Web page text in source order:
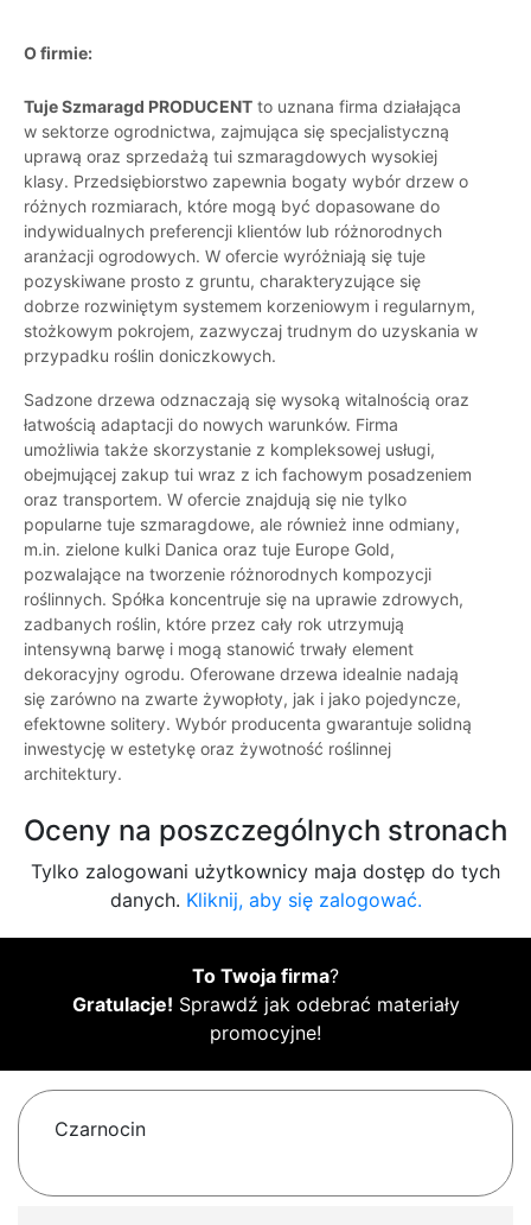
O firmie:
Tuje Szmaragd PRODUCENT to uznana firma działająca
w sektorze ogrodnictwa, zajmująca się specjalistyczną
uprawą oraz sprzedażą tui szmaragdowych wysokiej
klasy. Przedsiębiorstwo zapewnia bogaty wybór drzew o
różnych rozmiarach, które mogą być dopasowane do
indywidualnych preferencji klientów lub różnorodnych
aranżacji ogrodowych. W ofercie wyróżniają się tuje
pozyskiwane prosto z gruntu, charakteryzujące się
dobrze rozwiniętym systemem korzeniowym i regularnym,
stożkowym pokrojem, zazwyczaj trudnym do uzyskania w
przypadku roślin doniczkowych.
Sadzone drzewa odznaczają się wysoką witalnością oraz
łatwością adaptacji do nowych warunków. Firma
umożliwia także skorzystanie z kompleksowej usługi,
obejmującej zakup tui wraz z ich fachowym posadzeniem
oraz transportem. W ofercie znajdują się nie tylko
popularne tuje szmaragdowe, ale również inne odmiany,
m.in. zielone kulki Danica oraz tuje Europe Gold,
pozwalające na tworzenie różnorodnych kompozycji
roślinnych. Spółka koncentruje się na uprawie zdrowych,
zadbanych roślin, które przez cały rok utrzymują
intensywną barwę i mogą stanowić trwały element
dekoracyjny ogrodu. Oferowane drzewa idealnie nadają
się zarówno na zwarte żywopłoty, jak i jako pojedyncze,
efektowne solitery. Wybór producenta gwarantuje solidną
inwestycję w estetykę oraz żywotność roślinnej
architektury.
Oceny na poszczególnych stronach
Tylko zalogowani użytkownicy maja dostęp do tych
danych. Kliknij, aby się zalogować.
To Twoja firma?
Gratulacje! Sprawdź jak odebrać materiały
promocyjne!
Czarnocin